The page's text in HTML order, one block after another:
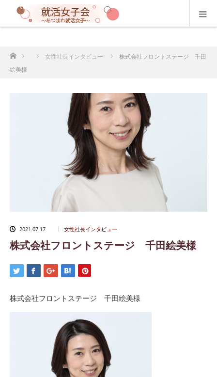
ホーム 女性社長インタビュー
株式会社フロントステージ 千田
絵美様
2021.07.17 女性社長インタビュー
株式会社フロントステージ 千田絵美様
株式会社フロントステージ 千田絵美様